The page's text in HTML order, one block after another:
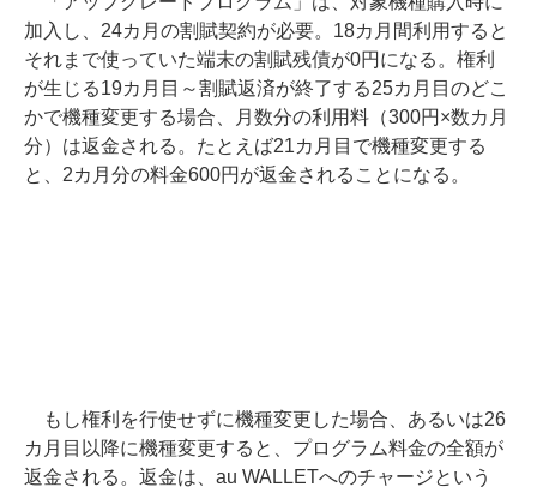
加入し、24カ月の割賦契約が必要。18カ月間利用すると
それまで使っていた端末の割賦残債が0円になる。権利
が生じる19カ月目～割賦返済が終了する25カ月目のどこ
かで機種変更する場合、月数分の利用料（300円×数カ月
分）は返金される。たとえば21カ月目で機種変更する
と、2カ月分の料金600円が返金されることになる。
もし権利を行使せずに機種変更した場合、あるいは26
カ月目以降に機種変更すると、プログラム料金の全額が
返金される。返金は、au WALLETへのチャージという